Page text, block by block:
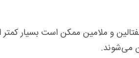
و ملامین ممکن است بسیار
می‌شوند.